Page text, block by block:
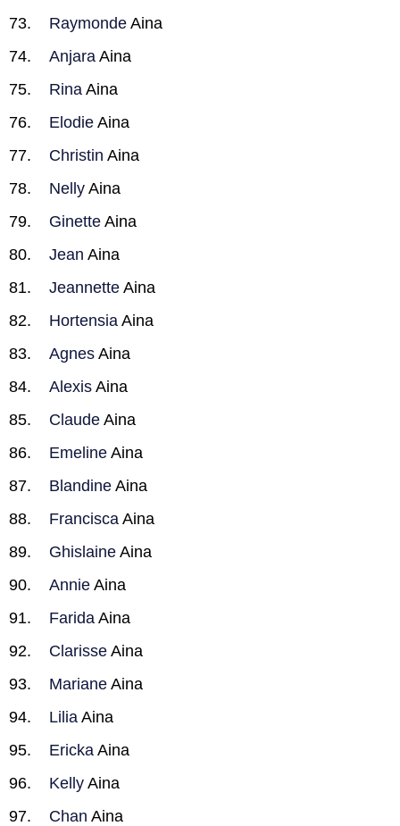
Raymonde Aina
Anjara Aina
Rina Aina
Elodie Aina
Christin Aina
Nelly Aina
Ginette Aina
Jean Aina
Jeannette Aina
Hortensia Aina
Agnes Aina
Alexis Aina
Claude Aina
Emeline Aina
Blandine Aina
Francisca Aina
Ghislaine Aina
Annie Aina
Farida Aina
Clarisse Aina
Mariane Aina
Lilia Aina
Ericka Aina
Kelly Aina
Chan Aina